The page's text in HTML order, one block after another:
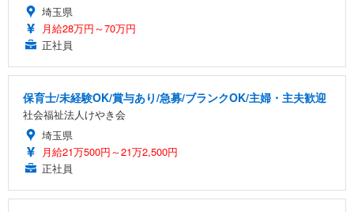
埼玉県
月給28万円～70万円
正社員
保育士/未経験OK/賞与あり/急募/ブランクOK/主婦・主夫歓迎
社会福祉法人けやき会
埼玉県
月給21万500円～21万2,500円
正社員